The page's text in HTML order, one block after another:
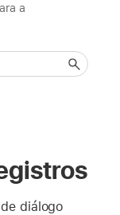
a
diálogo